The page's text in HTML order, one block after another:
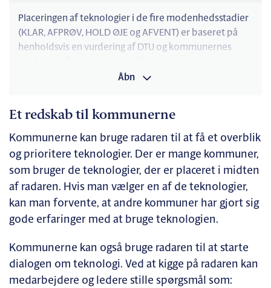
Åbn
Placeringen af teknologier i de fire modenhedsstadier
(KLAR, AFPRØV, HOLD ØJE og AFVENT) er baseret på
henholdsvis en vurdering af DTU og kommunernes
anerkendte TRL-skala, Technology Readiness Level.
Kommunerne har desuden svaret på udbredelsen af
teknologi i en spørgeskemaundersøgelse foretaget i
perioden d. 13. juni til d. 1. juli 2025.
656 kommunale ledere og nøglemedarbejdere fra alle
98 kommuner har svaret og vurderet udbredelsen af
Vi har ikke overvejet at anvende teknologien
Vi har overvejet at anvende teknologien
Et redskab til kommunerne
Kommunerne kan bruge radaren til at få et overblik
og prioritere teknologier. Der er mange kommuner,
som bruger de teknologier, der er placeret i midten
af radaren. Hvis man vælger en af de teknologier,
kan man forvente, at andre kommuner har gjort sig
gode erfaringer med at bruge teknologien.
Kommunerne kan også bruge radaren til at starte
dialogen om teknologi. Ved at kigge på radaren kan
medarbejdere og ledere stille spørgsmål som: